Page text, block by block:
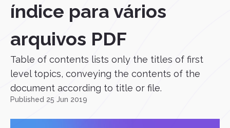
índice para vários
arquivos PDF
Table of contents lists only the titles of first
level topics, conveying the contents of the
document according to title or file.
Published 25 Jun 2019